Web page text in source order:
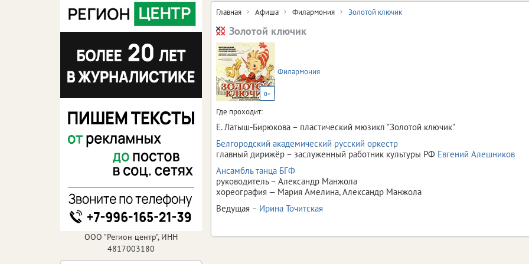
Главная Афиша Филармония Золотой ключик
Золотой ключик
0+
Филармония
Где проходит:
Е. Латыш-Бирюкова – пластический мюзикл "Золотой ключик"
Белгородский академический русский оркестр
главный дирижёр – заслуженный работник культуры РФ Евгений Алешников
Ансамбль танца БГФ
руководитель – Александр Манжола
хореография — Мария Амелина, Александр Манжола
Ведущая – Ирина Точитская
ООО "Регион центр", ИНН
4817003180